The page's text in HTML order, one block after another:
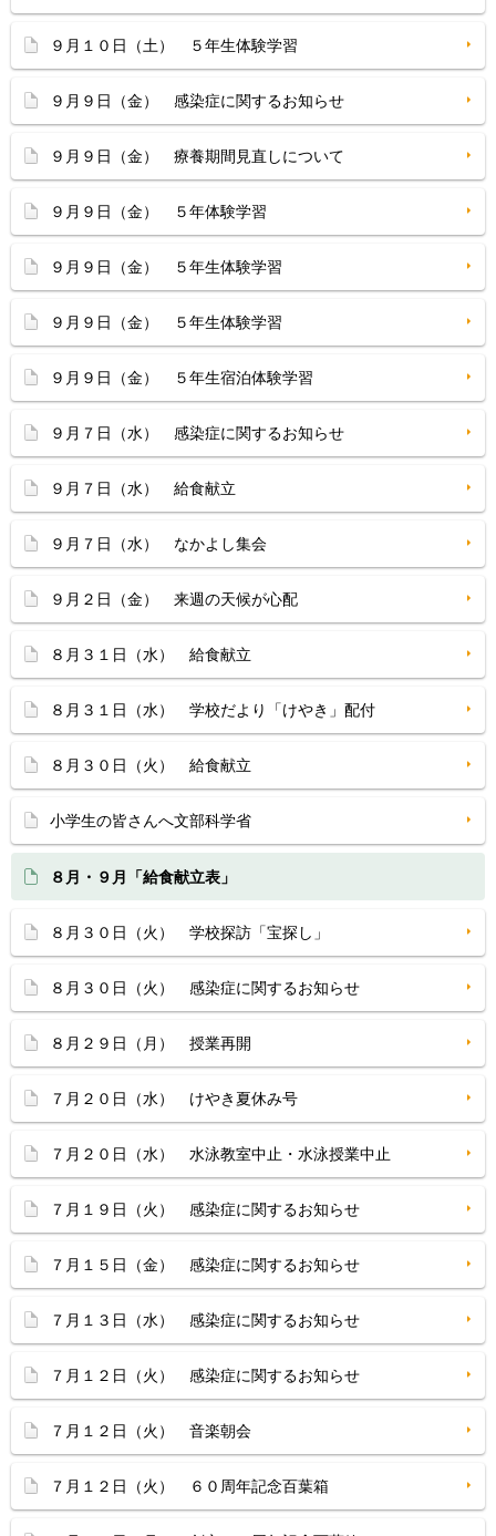
９月１０日（土） ５年生体験学習
９月９日（金） 感染症に関するお知らせ
９月９日（金） 療養期間見直しについて
９月９日（金） ５年体験学習
９月９日（金） ５年生体験学習
９月９日（金） ５年生体験学習
９月９日（金） ５年生宿泊体験学習
９月７日（水） 感染症に関するお知らせ
９月７日（水） 給食献立
９月７日（水） なかよし集会
９月２日（金） 来週の天候が心配
８月３１日（水） 給食献立
８月３１日（水） 学校だより「けやき」配付
８月３０日（火） 給食献立
小学生の皆さんへ文部科学省
８月・９月「給食献立表」
８月３０日（火） 学校探訪「宝探し」
８月３０日（火） 感染症に関するお知らせ
８月２９日（月） 授業再開
７月２０日（水） けやき夏休み号
７月２０日（水） 水泳教室中止・水泳授業中止
７月１９日（火） 感染症に関するお知らせ
７月１５日（金） 感染症に関するお知らせ
７月１３日（水） 感染症に関するお知らせ
７月１２日（火） 感染症に関するお知らせ
７月１２日（火） 音楽朝会
７月１２日（火） ６０周年記念百葉箱